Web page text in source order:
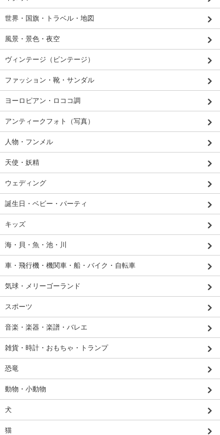
世界・国旗・トラベル・地図
風景・景色・夜空
ヴィンテージ（ビンテージ）
ファッション・靴・サンダル
ヨーロピアン・ロココ調
アンティークフォト（写真）
人物・フンメル
天使・妖精
ウェディング
誕生日・ベビー・パーティ
キッズ
海・貝・魚・池・川
車・飛行機・機関車・船・バイク・自転車
気球・メリーゴーランド
スポーツ
音楽・楽器・楽譜・バレエ
雑貨・時計・おもちゃ・トランプ
恐竜
動物・小動物
犬
猫